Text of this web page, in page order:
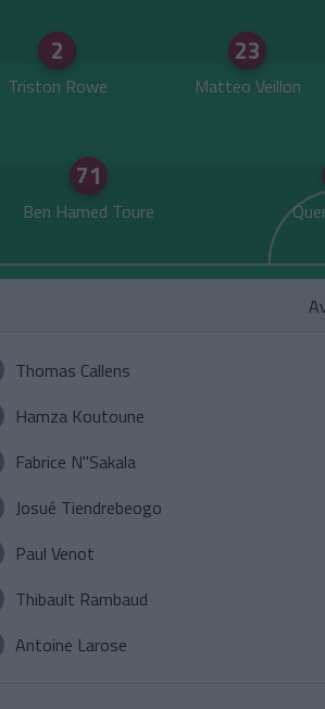
2
Triston Rowe
23
Matteo Veillon
71
Ben Hamed Toure
Thomas Callens
Hamza Koutoune
Fabrice N''Sakala
Josué Tiendrebeogo
Paul Venot
Thibault Rambaud
Antoine Larose